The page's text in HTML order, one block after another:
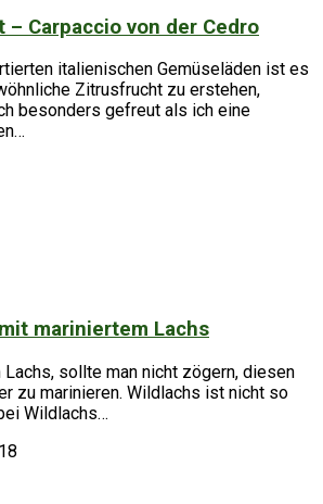
Carpaccio von der Cedro
italienischen Gemüseläden ist es
Zitrusfrucht zu erstehen,
besonders gefreut als ich eine
mariniertem Lachs
Lachs, sollte man nicht zögern, diesen
zu marinieren. Wildlachs ist nicht so
Wildlachs…